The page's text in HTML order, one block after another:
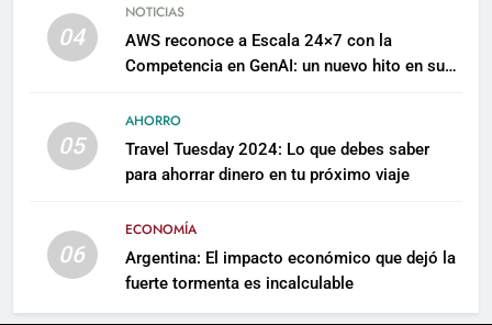
04
NOTICIAS
AWS reconoce a Escala 24×7 con la
Competencia en GenAI: un nuevo hito en su
05
AHORRO
Travel Tuesday 2024: Lo que debes saber
para ahorrar dinero en tu próximo viaje
06
ECONOMÍA
Argentina: El impacto económico que dejó la
fuerte tormenta es incalculable